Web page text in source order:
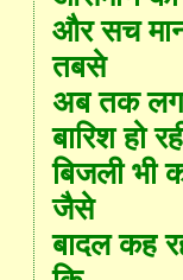
और सच
तबसे
अब तक
बारिश हो
बिजली भी
जैसे
बादल कह